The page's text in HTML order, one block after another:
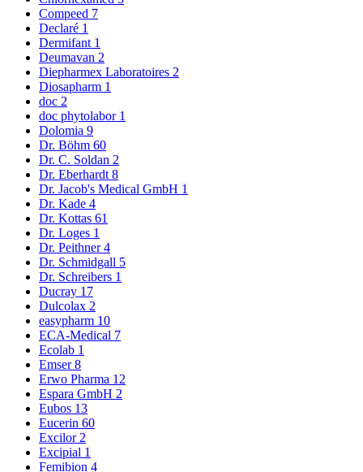
Compeed 7
Declaré 1
Dermifant 1
Deumavan 2
Diepharmex Laboratoires 2
Diosapharm 1
doc 2
doc phytolabor 1
Dolomia 9
Dr. Böhm 60
Dr. C. Soldan 2
Dr. Eberhardt8
Dr. Jacob's Medical GmbH 1
Dr. Kade 4
Dr. Kottas 61
Dr. Loges 1
Dr. Peithner4
Dr. Schmidgall 5
Dr. Schreibers 1
Ducray 17
Dulcolax 2
easypharm 10
ECA-Medical 7
Ecolab 1
Emser8
Erwo Pharma 12
Espara GmbH 2
Eubos 13
Eucerin 60
Excilor2
Excipial 1
Femibion 4